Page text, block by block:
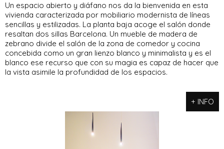
Un espacio abierto y diáfano nos da la bienvenida en esta
vivienda caracterizada por mobiliario modernista de líneas
sencillas y estilizadas. La planta baja acoge el salón donde
resaltan dos sillas Barcelona. Un mueble de madera de
zebrano divide el salón de la zona de comedor y cocina
concebida como un gran lienzo blanco y minimalista y es el
blanco ese recurso que con su magia es capaz de hacer que
la vista asimile la profundidad de los espacios.
+ INFO